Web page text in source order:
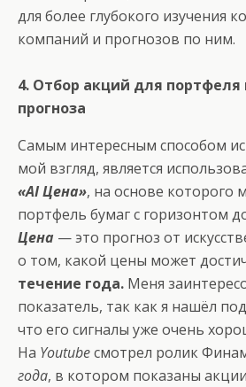
для более глубокого изучения
компаний и прогнозов по ним.
4. Отбор акций для портфеля
прогноза
Самым интересным способом
мой взгляд, является
«AI Цена», на основе которого
портфель бумаг с горизонтом
Цена — это прогноз от
о том, какой цены может
течение года. Меня
показатель, так как я нашёл
что его сигналы уже очень
На Youtubeсмотрел ролик
года, в котором показаны